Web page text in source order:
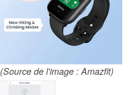
(Source de l'image : Amazfit)